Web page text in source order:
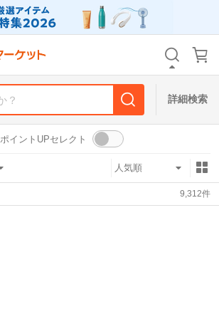
詳細検索
ポイントUPセレクト
9,312件
すべて
すべて
すべて
すべて
すべて
すべて